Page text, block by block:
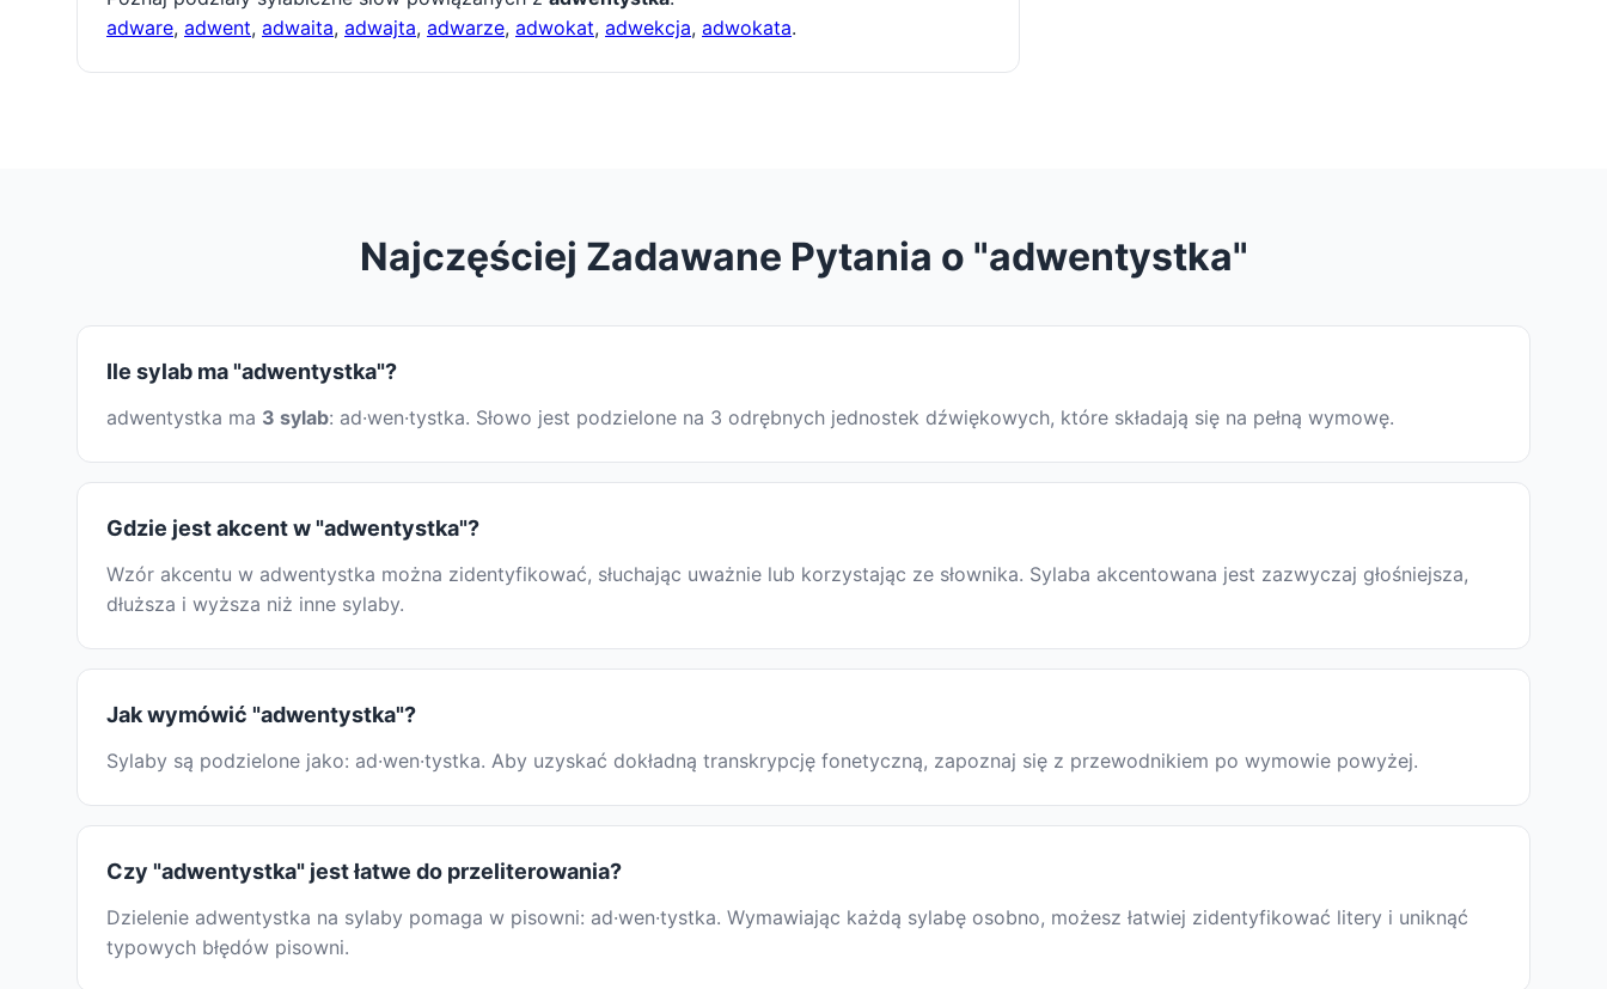
adware, adwent, adwaita, adwajta, adwarze, adwokat, adwekcja, adwokata.
Najczęściej Zadawane Pytania o "adwentystka"
Ile sylab ma "adwentystka"?
adwentystka ma 3 sylab: ad·wen·tystka. Słowo jest podzielone na 3 odrębnych jednostek dźwiękowych, które składają się na pełną wymowę.
Gdzie jest akcent w "adwentystka"?
Wzór akcentu w adwentystka można zidentyfikować, słuchając uważnie lub korzystając ze słownika. Sylaba akcentowana jest zazwyczaj głośniejsza,
dłuższa i wyższa niż inne sylaby.
Jak wymówić "adwentystka"?
Sylaby są podzielone jako: ad·wen·tystka. Aby uzyskać dokładną transkrypcję fonetyczną, zapoznaj się z przewodnikiem po wymowie powyżej.
Czy "adwentystka" jest łatwe do przeliterowania?
Dzielenie adwentystka na sylaby pomaga w pisowni: ad·wen·tystka. Wymawiając każdą sylabę osobno, możesz łatwiej zidentyfikować litery i uniknąć
typowych błędów pisowni.